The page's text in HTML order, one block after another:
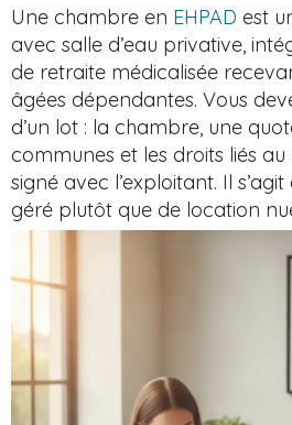
Une chambre en EHPAD est
avec salle d’eau privative,
de retraite médicalisée
âgées dépendantes. Vous
d’un lot : la chambre, une
communes et les droits liés
signé avec l’exploitant. Il s’agit
géré plutôt que de location